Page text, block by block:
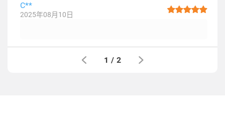
C**
2025年08月10日
1 / 2